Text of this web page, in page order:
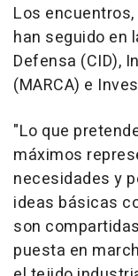
Los
han seguido en
Defensa (CID),
(MARCA) e
"Lo que
máximos
necesidades y
ideas básicas
son
puesta en